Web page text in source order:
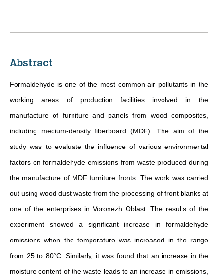
Abstract
Formaldehyde is one of the most common air pollutants in the
working areas of production facilities involved in the
manufacture of furniture and panels from wood composites,
including medium-density fiberboard (MDF). The aim of the
study was to evaluate the influence of various environmental
factors on formaldehyde emissions from waste produced during
the manufacture of MDF furniture fronts. The work was carried
out using wood dust waste from the processing of front blanks at
one of the enterprises in Voronezh Oblast. The results of the
experiment showed a significant increase in formaldehyde
emissions when the temperature was increased in the range
from 25 to 80°C. Similarly, it was found that an increase in the
moisture content of the waste leads to an increase in emissions,